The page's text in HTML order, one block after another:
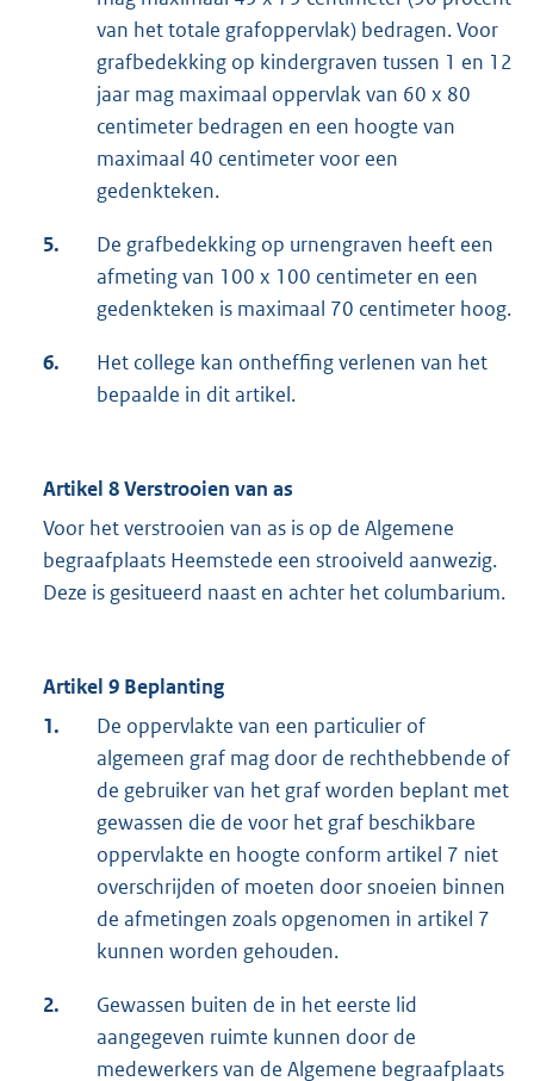
van het totale grafoppervlak) bedragen. Voor
grafbedekking op kindergraven tussen 1 en 12
jaar mag maximaal oppervlak van 60 x 80
centimeter bedragen en een hoogte van
maximaal 40 centimeter voor een
gedenkteken.
5.
De grafbedekking op urnengraven heeft een
afmeting van 100 x 100 centimeter en een
gedenkteken is maximaal 70 centimeter hoog.
6.
Het college kan ontheffing verlenen van het
bepaalde in dit artikel.
Artikel 8 Verstrooien van as
Voor het verstrooien van as is op de Algemene
begraafplaats Heemstede een strooiveld aanwezig.
Deze is gesitueerd naast en achter het columbarium.
Artikel 9 Beplanting
1.
De oppervlakte van een particulier of
algemeen graf mag door de rechthebbende of
de gebruiker van het graf worden beplant met
gewassen die de voor het graf beschikbare
oppervlakte en hoogte conform artikel 7 niet
overschrijden of moeten door snoeien binnen
de afmetingen zoals opgenomen in artikel 7
kunnen worden gehouden.
2.
Gewassen buiten de in het eerste lid
aangegeven ruimte kunnen door de
medewerkers van de Algemene begraafplaats